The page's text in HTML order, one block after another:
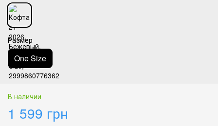
Размер
One Size
В наличии
1 599 грн